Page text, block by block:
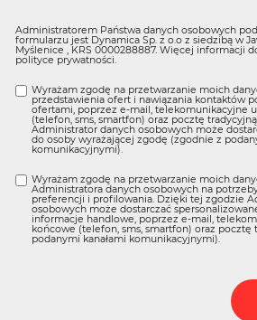
Administratorem Państwa danych osobowych
formularzu jest Dynamica Sp. z o.o z siedzibą w
Myślenice , KRS 0000288887. Więcej informacji
polityce prywatności
Wyrażam zgodę na przetwarzanie moich
przedstawienia ofert i nawiązania kontaktów
ofertami, poprzez e-mail, telekomunikacyjne
(telefon, sms, smartfon) oraz pocztę
Administrator danych osobowych może
do osoby wyrażającej zgodę (zgodnie z
komunikacyjnymi).
Wyrażam zgodę na przetwarzanie moich
Administratora danych osobowych na
preferencji i profilowania. Dzięki tej zgodzie
osobowych może dostarczać
informacje handlowe, poprzez e-mail,
końcowe (telefon, sms, smartfon) oraz pocztę
podanymi kanałami komunikacyjnymi).